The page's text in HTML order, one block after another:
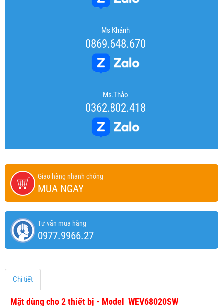
Ms.Khánh
0869.648.670
Ms.Thảo
0362.802.418
Giao hàng nhanh chóng
MUA NGAY
Tư vấn mua hàng
0977.9966.27
Chi tiết
Mặt dùng cho 2 thiết bị - Model WEV68020SW